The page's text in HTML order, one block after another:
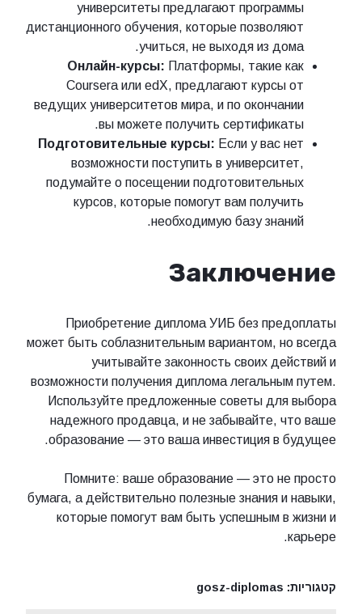
университеты предлагают программы
дистанционного обучения, которые позволяют
учиться, не выходя из дома.
Онлайн-курсы: Платформы, такие как
Coursera или edX, предлагают курсы от
ведущих университетов мира, и по окончании
вы можете получить сертификаты.
Подготовительные курсы: Если у вас нет
возможности поступить в университет,
подумайте о посещении подготовительных
курсов, которые помогут вам получить
необходимую базу знаний.
Заключение
Приобретение диплома УИБ без предоплаты
может быть соблазнительным вариантом, но всегда
учитывайте законность своих действий и
возможности получения диплома легальным путем.
Используйте предложенные советы для выбора
надежного продавца, и не забывайте, что ваше
образование — это ваша инвестиция в будущее.
Помните: ваше образование — это не просто
бумага, а действительно полезные знания и навыки,
которые помогут вам быть успешным в жизни и
карьере.
קטגוריות: gosz-diplomas